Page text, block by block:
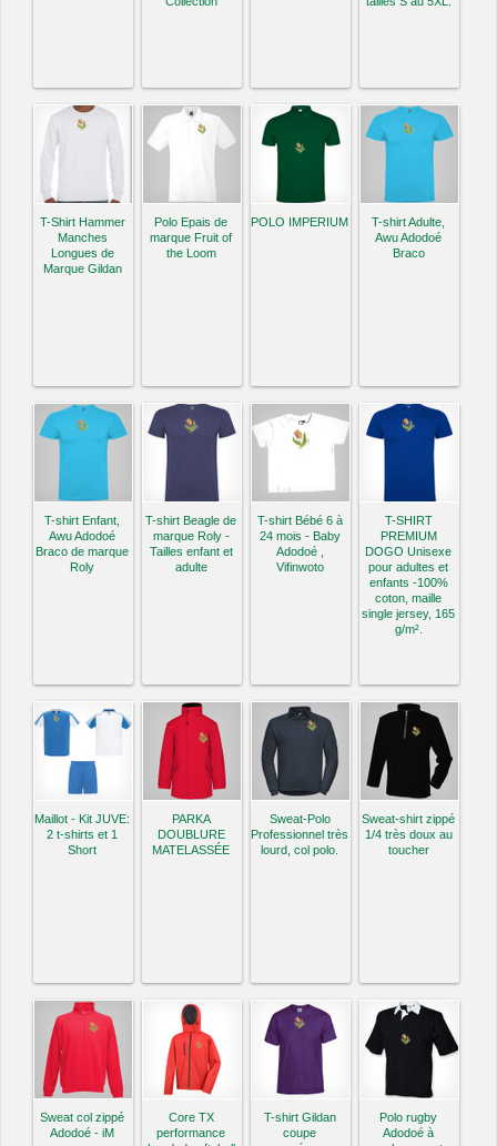
T-Shirt Hammer
Manches
Longues de
Marque Gildan
Polo Epais de
marque Fruit of
the Loom
POLO IMPERIUM
T-shirt Adulte,
Awu Adodoé
Braco
T-shirt Enfant,
Awu Adodoé
Braco de marque
Roly
T-shirt Beagle de
marque Roly -
Tailles enfant et
adulte
T-shirt Bébé 6 à
24 mois - Baby
Adodoé ,
Vifinwoto
T-SHIRT
PREMIUM
DOGO Unisexe
pour adultes et
enfants -100%
coton, maille
single jersey, 165
g/m².
Maillot - Kit JUVE:
2 t-shirts et 1
Short
PARKA
DOUBLURE
MATELASSÉE
Sweat-Polo
Professionnel très
lourd, col polo.
Sweat-shirt zippé
1/4 très doux au
toucher
Sweat col zippé
Adodoé - iM
Core TX
performance
T-shirt Gildan
coupe
Polo rugby
Adodoé à